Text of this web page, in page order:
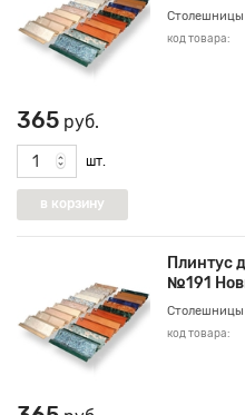
Столешницы
код товара:
365 руб.
шт.
Плинтус
№191
Столешницы
код товара: